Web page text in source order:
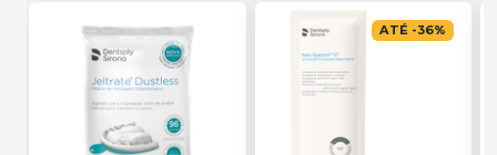
ATÉ -36%